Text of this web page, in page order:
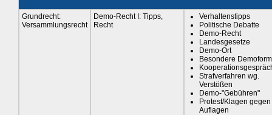
Grundrecht:
Versammlungsrecht
Demo-Recht I: Tipps,
Recht
Verhaltenstipps
Politische Debatte
Demo-Recht
Landesgesetze
Demo-Ort
Besondere
Strafverfahren wg.
Verstößen
Demo-"Gebühren"
Protest/Klagen gegen
Auflagen